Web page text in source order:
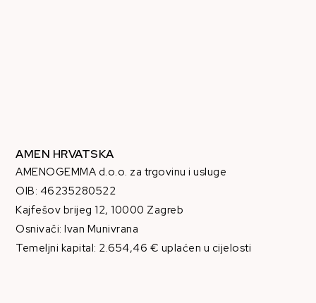
AMEN HRVATSKA
AMENOGEMMA d.o.o. za trgovinu i usluge
OIB: 46235280522
Kajfešov brijeg 12, 10000 Zagreb
Osnivači: Ivan Munivrana
Temeljni kapital: 2.654,46 € uplaćen u cijelosti